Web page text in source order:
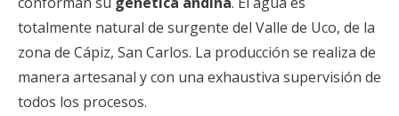
totalmente natural de surgente del Valle de Uco, de la
zona de Cápiz, San Carlos. La producción se realiza de
manera artesanal y con una exhaustiva supervisión de
todos los procesos.